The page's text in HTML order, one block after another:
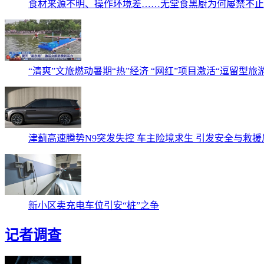
食材来源不明、操作环境差……无堂食黑厨为何屡禁不止
“清爽”文旅燃动暑期“热”经济 “网红”项目激活“逗留型旅
津蓟高速腾势N9突发失控 车主险境求生 引发安全与救援
新小区卖充电车位引安“桩”之争
记者调查